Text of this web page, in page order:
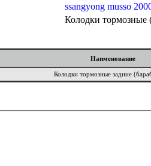
Колодки тормозные
Наименование
Колодки тормозные задние